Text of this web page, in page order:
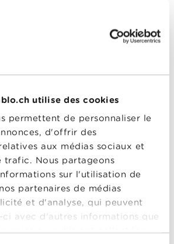
utilise des cookies
permettent de personnaliser le
d'offrir des
aux médias sociaux et
trafic. Nous partageons
sur l'utilisation de
partenaires de médias
et d'analyse, qui peuvent
ci avec d'autres informations que
MARS 2020
de 6 chaînes en clair
Décalé, CANAL+ Cinéma,
Séries, CANAL+ Family
sur votre box TV). Retrouvez
CANAL+
guide-tv .
CANAL+ s’arrêtera
le 31 mars 2020. Vous n’avez pas